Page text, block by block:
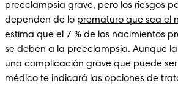
preeclampsia grave, pero los riesgos
dependen de lo prematuro que sea el
estima que el 7 % de los nacimientos
se deben a la preeclampsia. Aunque
una complicación grave que puede ser
médico te indicará las opciones de